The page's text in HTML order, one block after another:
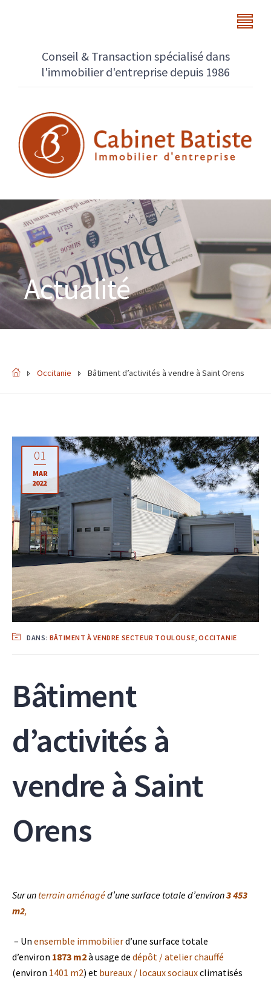
Conseil & Transaction spécialisé dans
l'immobilier d'entreprise depuis 1986
Actualité
Occitanie Bâtiment d’activités à vendre à Saint Orens
01
MAR
2022
DANS: BÂTIMENT À VENDRE SECTEUR TOULOUSE ,OCCITANIE
Bâtiment
d’activités à
vendre à Saint
Orens
Sur un terrain aménagéd’une surface totale d’environ3453
m2,
– Un ensemble immobilierd’une surface totale
d’environ 1873 m2à usage de dépôt / atelier chauffé
(environ 1401 m2) et bureaux / locaux sociauxclimatisés